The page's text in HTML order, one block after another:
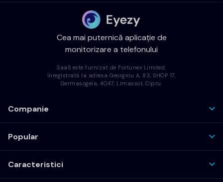
Cea mai puternică aplicație de
monitorizare a telefonului
SaaS este furnizat de Fortunex Limited,
înregistrată la adresa Georgiou A, 83, SHOP 17,
Germasogeia, 4047, Limassol, Cipru.
Companie
Popular
Caracteristici